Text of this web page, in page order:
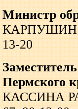
Министр
КАРПУШИН
13-20
Пермского
КАССИНА